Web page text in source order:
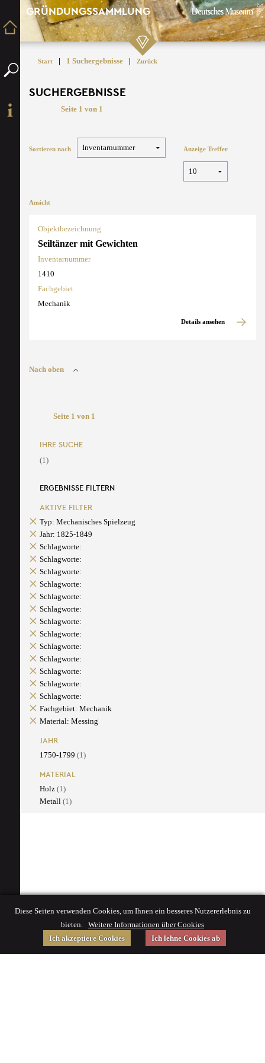
GRÜNDUNGSSAMMLUNG
Start | 1 Suchergebnisse | Zurück
SUCHERGEBNISSE
Seite 1 von 1
Sortieren nach Anzeige Treffer
Ansicht
Objektbezeichnung
Seiltänzer mit Gewichten
Inventarnummer
1410
Fachgebiet
Mechanik
Details ansehen
Nach oben
Seite 1 von 1
IHRE SUCHE
(1)
ERGEBNISSE FILTERN
AKTIVE FILTER
Typ: Mechanisches Spielzeug
Jahr: 1825-1849
Schlagworte:
Schlagworte:
Schlagworte:
Schlagworte:
Schlagworte:
Schlagworte:
Schlagworte:
Schlagworte:
Schlagworte:
Schlagworte:
Schlagworte:
Schlagworte:
Schlagworte:
Fachgebiet: Mechanik
Material: Messing
JAHR
1750-1799 (1)
MATERIAL
Holz (1)
Metall (1)
Diese Seiten verwenden Cookies, um Ihnen ein besseres Nutzererlebnis zu
bieten. Weitere Informationen über Cookies
Ich akzeptiere Cookies
Ich lehne Cookies ab